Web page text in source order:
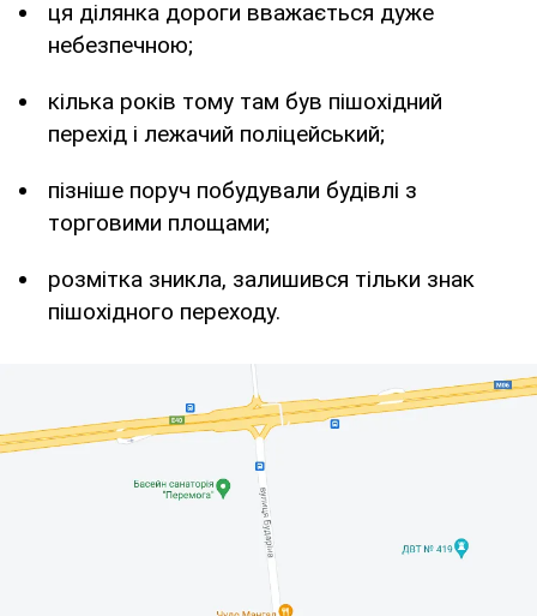
ця ділянка дороги вважається дуже
небезпечною;
кілька років тому там був пішохідний
перехід і лежачий поліцейський;
пізніше поруч побудували будівлі з
торговими площами;
розмітка зникла, залишився тільки знак
пішохідного переходу.